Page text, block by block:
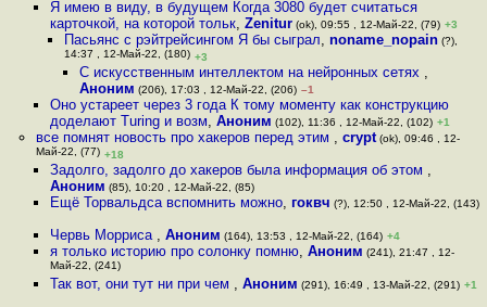
Я имею в виду, в будущем Когда 3080 будет считаться
карточкой, на которой тольк, Zenitur(ok), 09:55 , 12-Май-22, (79) +3
Пасьянс с рэйтрейсингом Я бы сыграл,noname_nopain (?),
14:37 , 12-Май-22, (180) +3
С искусственным интеллектом на нейронных сетях ,
Аноним (206), 17:03 , 12-Май-22, (206) –1
Оно устареет через 3 года К тому моменту как конструкцию
доделают Turing и возм, Аноним (102), 11:36 , 12-Май-22, (102) +1
все помнят новость про хакеров перед этим , crypt(ok), 09:46 , 12-
Май-22, (77) +18
Задолго, задолго до хакеров была информация об этом ,
Аноним (85), 10:20 , 12-Май-22, (85)
Ещё Торвальдса вспомнить можно, гоквч (?), 12:50 , 12-Май-22, (143)
Червь Морриса , Аноним (164), 13:53 , 12-Май-22, (164) +4
я только историю про солонку помню, Аноним (241), 21:47 , 12-
Май-22, (241)
Так вот, они тут ни при чем , Аноним (291), 16:49 , 13-Май-22, (291) +1